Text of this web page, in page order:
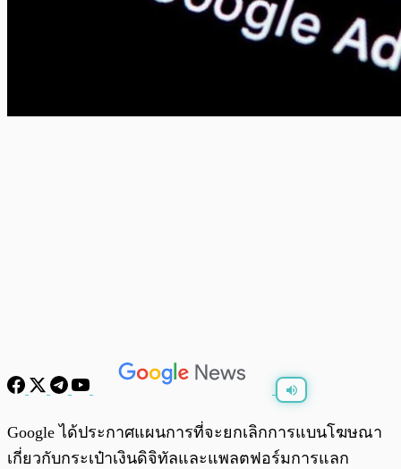
พร้อมเล่น /
Google ได้ประกาศแผนการที่จะยกเลิกการแบนโฆษณา
เกี่ยวกับกระเป๋าเงินดิจิทัลและแพลตฟอร์มการแลก